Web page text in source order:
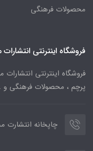
محصولات فرهنگی
فروشگاه اینترنتی
فروشگاه اینترنتی
پرچم ، محصولات فرهنگی و
چاپخانه انتشارت مشهور